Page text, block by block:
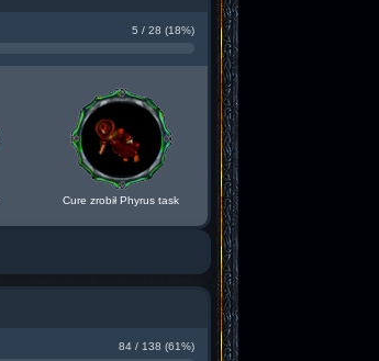
5 / 28 (18%)
Cure zrobił Phyrus task
84 / 138 (61%)